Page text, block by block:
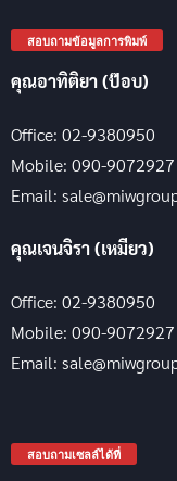
สอบถามข้อมูลการพิมพ์
คุณอาทิติยา (ป๊อบ)
Office: 02-9380950
Mobile: 090-9072927
Email:
คุณเจนจิรา (เหมียว)
Office: 02-9380950
Mobile: 090-9072927
Email:
สอบถามเซลล์ได้ที่